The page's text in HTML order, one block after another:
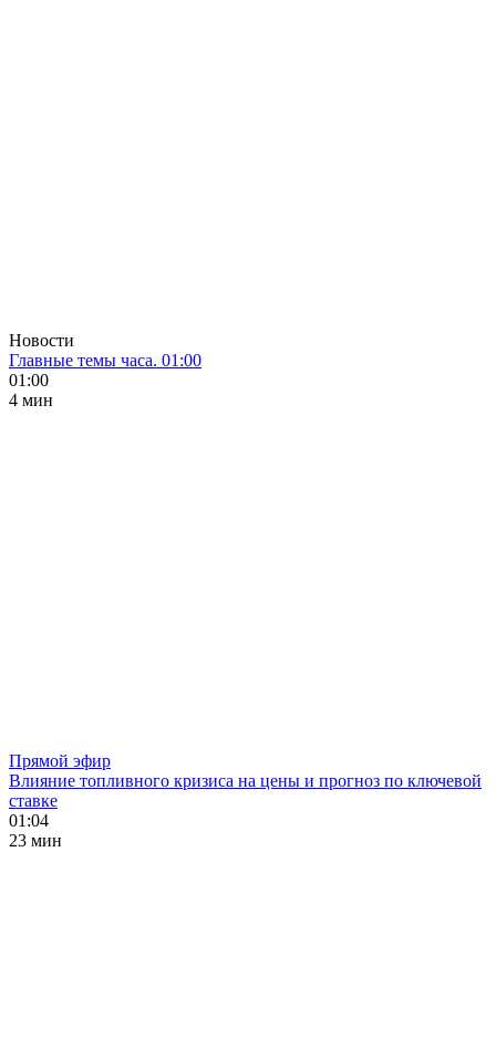
Новости
Главные темы часа. 01:00
01:00
4 мин
Прямой эфир
Влияние топливного кризиса на цены и прогноз по ключевой
ставке
01:04
23 мин